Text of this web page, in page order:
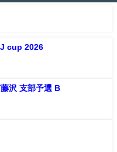
cup 2026
沢 支部予選 B